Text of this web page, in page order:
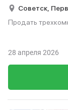
Советск,
Продать
28 апреля 2026